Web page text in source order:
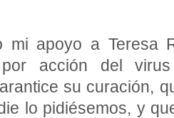
mi apoyo a Teresa
por acción del
su curación,
lo pidiésemos, y